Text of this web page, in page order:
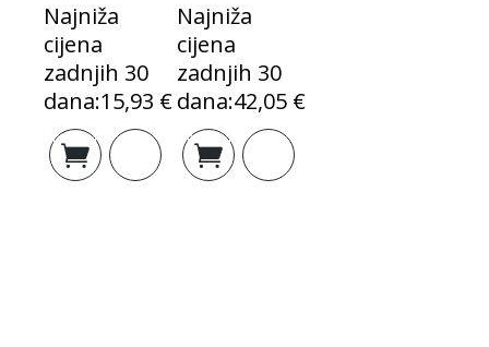
Izvorna
cijena
bila
Trenutna
cijena
je:
Najniža
cijena
zadnjih 30
dana:15,93 €
Dodaj u
košaricu
Izvorna
cijena
bila
Trenutna
cijena
je:
Najniža
cijena
zadnjih 30
dana:42,05 €
Dodaj u
košaricu